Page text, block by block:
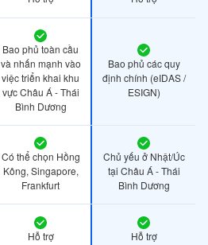
Bao phủ toàn cầu
và nhấn mạnh vào
việc triển khai khu
vực Châu Á - Thái
Bình Dương
Bao phủ các quy
định chính (eIDAS /
ESIGN)
Có thể chọn Hồng
Kông, Singapore,
Frankfurt
Chủ yếu ở Nhật/Úc
tại Châu Á - Thái
Bình Dương
Hỗ trợ Hỗ trợ